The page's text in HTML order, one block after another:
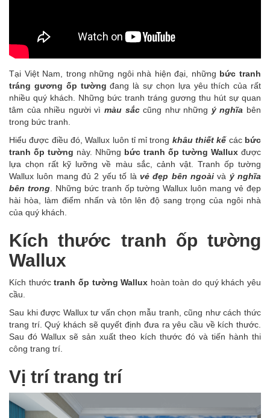
Tại Việt Nam, trong những ngôi nhà hiện đại, những bức tranh
tráng gương ốp tường đang là sự chọn lựa yêu thích của rất
nhiều quý khách. Những bức tranh tráng gương thu hút sự quan
tâm của nhiều người vì màu sắccũng như những ý nghĩa bên
trong bức tranh.
Hiểu được điều đó, Wallux luôn tỉ mỉ trong khâu thiết kếcác bức
tranh ốp tường này. Những bức tranh ốp tường Wallux được
lựa chọn rất kỹ lưỡng về màu sắc, cảnh vật. Tranh ốp tường
Wallux luôn mang đủ 2 yếu tố là vẻ đẹp bên ngoàivà ý nghĩa
bên trong. Những bức tranh ốp tường Wallux luôn mang vẻ đẹp
hài hòa, làm điểm nhấn và tôn lên độ sang trọng của ngôi nhà
của quý khách.
Kích thước tranh ốp tường
Wallux
Kích thướctranh ốp tường Wallux hoàn toàn do quý khách yêu
cầu.
Sau khi được Wallux tư vấn chọn mẫu tranh, cũng như cách thức
trang trí. Quý khách sẽ quyết định đưa ra yêu cầu về kích thước.
Sau đó Wallux sẽ sản xuất theo kích thước đó và tiến hành thi
công trang trí.
Vị trí trang trí